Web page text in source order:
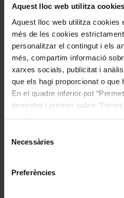
Aquest lloc web utilitza cookies
Aquest lloc web utilitza cookies
més de les cookies
personalitzar el contingut i els
més, compartim informació
xarxes socials, publicitat i
que els hagi proporcionat o
En el quadre inferior pot
permetre i prémer sobre
Necessàries
Preferències
Concerts
Musicant la
Peralada acull una
Demestres amb
Pavarotti
Coneix la nostra